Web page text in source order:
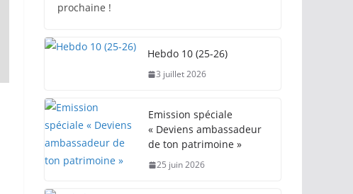
prochaine !
Hebdo 10 (25-26)
3 juillet 2026
Emission spéciale
« Deviens ambassadeur
de ton patrimoine »
25 juin 2026